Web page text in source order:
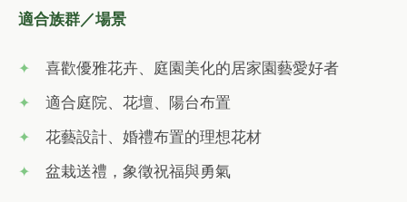
適合族群／場景
喜歡優雅花卉、庭園美化的居家園藝愛好者
適合庭院、花壇、陽台布置
花藝設計、婚禮布置的理想花材
盆栽送禮，象徵祝福與勇氣